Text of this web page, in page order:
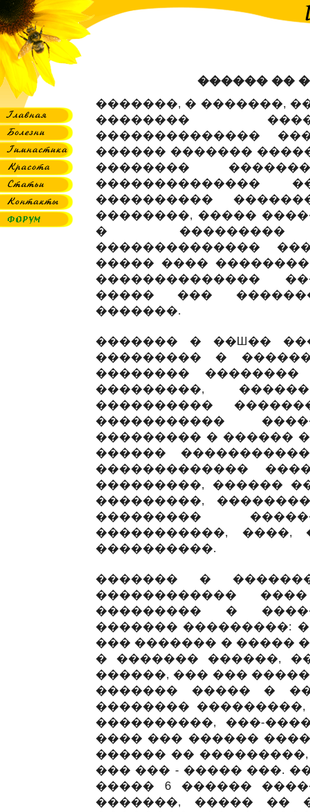
������ ��
�������, � �������,
��������
��������������
������ �������
��������
��������������
����������
��������, �����
� ���������
��������������
����� ����
��������������
����� ���
�������.
������� � ��Ш��
��������� �
�������� ��������
���������,
����������
�����������
��������� � ������
������
�������������
���������, ������
���������,
���������
�����������, ����,
����������.
������� �
������������
��������� �
������� ���������:
��� ������� � �����
� ������� ������,
������, ��� ���
������� ����� �
��������
����������, ���-
���� ��� ������
������ ��
��� ��� - ����� ���.
����� 6 ������
�������, ����� ��